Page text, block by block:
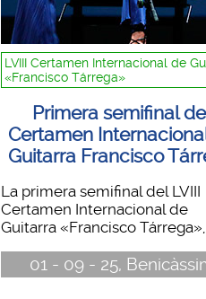
LVIII Certamen Internacional de
«Francisco Tárrega»
Primera semifinal
Certamen
Guitarra Francisco
La primera semifinal del LVIII
Certamen Internacional de
Guitarra «Francisco Tárrega»,
01 - 09 - 25,